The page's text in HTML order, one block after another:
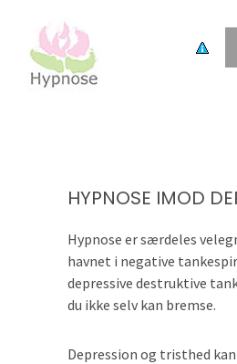
HYPNOSE IMOD
Hypnose er særdeles
havnet i negative
depressive destruktive
du ikke selv kan bremse.
Depression og tristhed